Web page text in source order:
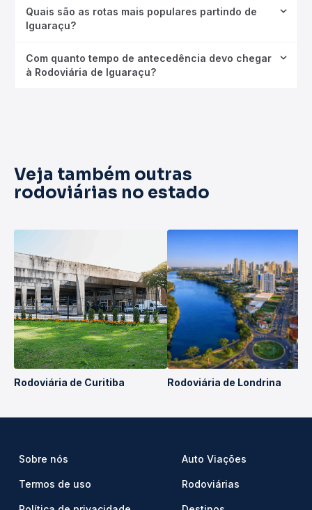
Quais são as rotas mais populares partindo de
Iguaraçu?
Com quanto tempo de antecedência devo chegar
à Rodoviária de Iguaraçu?
Veja também outras
rodoviárias no estado
Rodoviária de Curitiba Rodoviária de Londrina
Sobre nós
Termos de uso
Auto Viações
Rodoviárias